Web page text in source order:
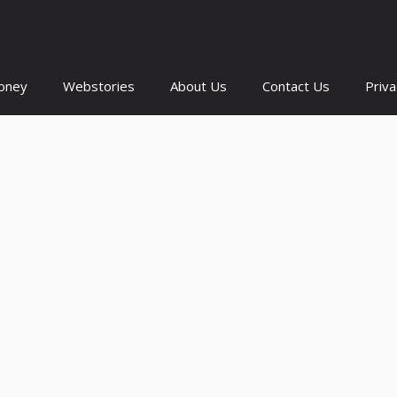
Webstories About Us Contact Us